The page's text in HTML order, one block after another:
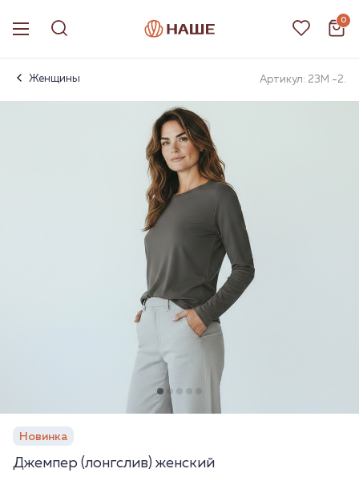
0
Женщины Артикул: 23М -2.
Новинка
Джемпер (лонгслив) женский